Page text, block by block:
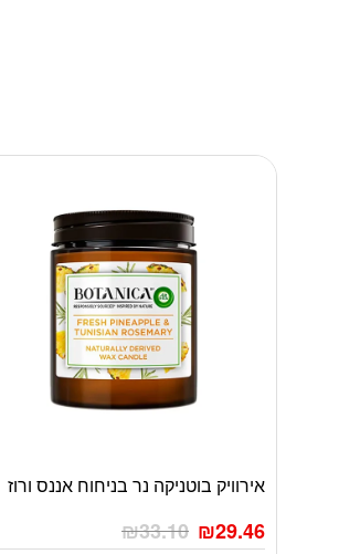
אירוויק בוטניקה נר בניחוח אננס ורוז
₪33.10 ₪29.46